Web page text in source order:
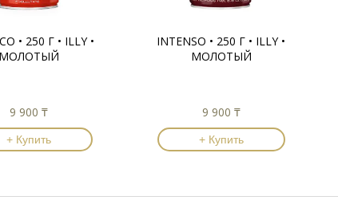
• 250 Г • ILLY •
МОЛОТЫЙ
9 900 ₸
+ Купить
INTENSO • 250 Г • ILLY •
МОЛОТЫЙ
9 900 ₸
+ Купить